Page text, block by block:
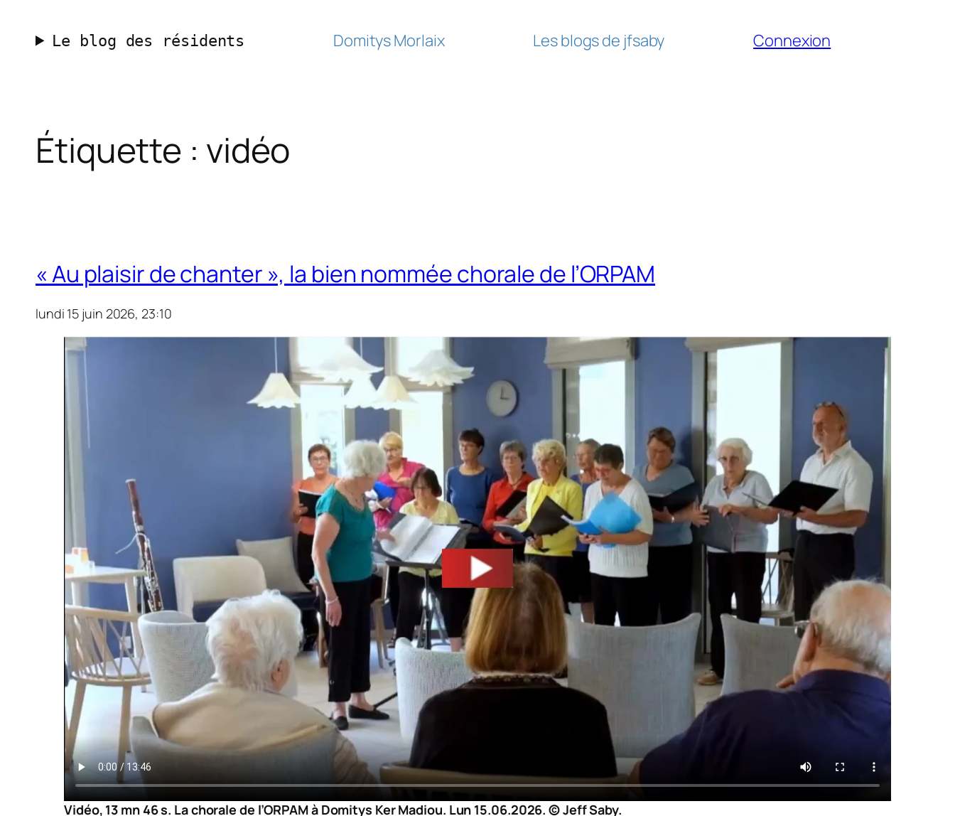
contenu
Le blog des résidents Domitys Morlaix Les blogs de jfsaby Connexion
Étiquette : vidéo
« Au plaisir de chanter », la bien nommée chorale de l’ORPAM
lundi 15 juin 2026, 23:10
Vidéo, 13 mn 46 s. La chorale de l’ORPAM à Domitys Ker Madiou. Lun 15.06.2026. © Jeff Saby.